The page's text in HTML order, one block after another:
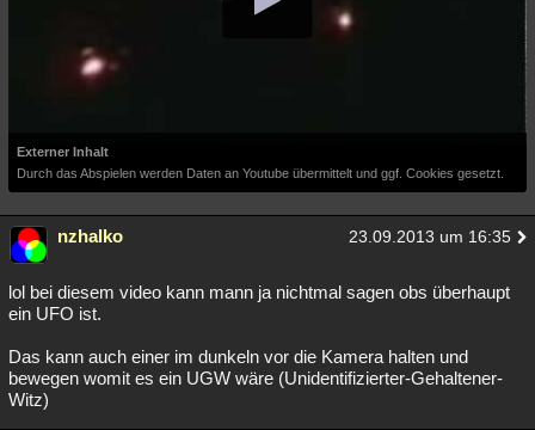
Externer Inhalt
Durch das Abspielen werden Daten an Youtube übermittelt und ggf. Cookies gesetzt.
nzhalko 23.09.2013 um 16:35
lol bei diesem video kann mann ja nichtmal sagen obs überhaupt
ein UFO ist.
Das kann auch einer im dunkeln vor die Kamera halten und
bewegen womit es ein UGW wäre (Unidentifizierter-Gehaltener-
Witz)